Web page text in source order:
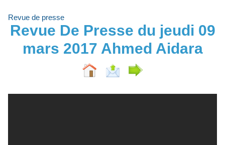
Revue de presse
Revue De Presse du jeudi 09
mars 2017 Ahmed Aidara